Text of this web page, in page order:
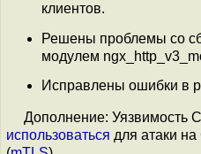
клиентов.
Решены проблемы со
модулем
Исправлены ошибки в
Дополнение: Уязвимость
использоваться для атаки